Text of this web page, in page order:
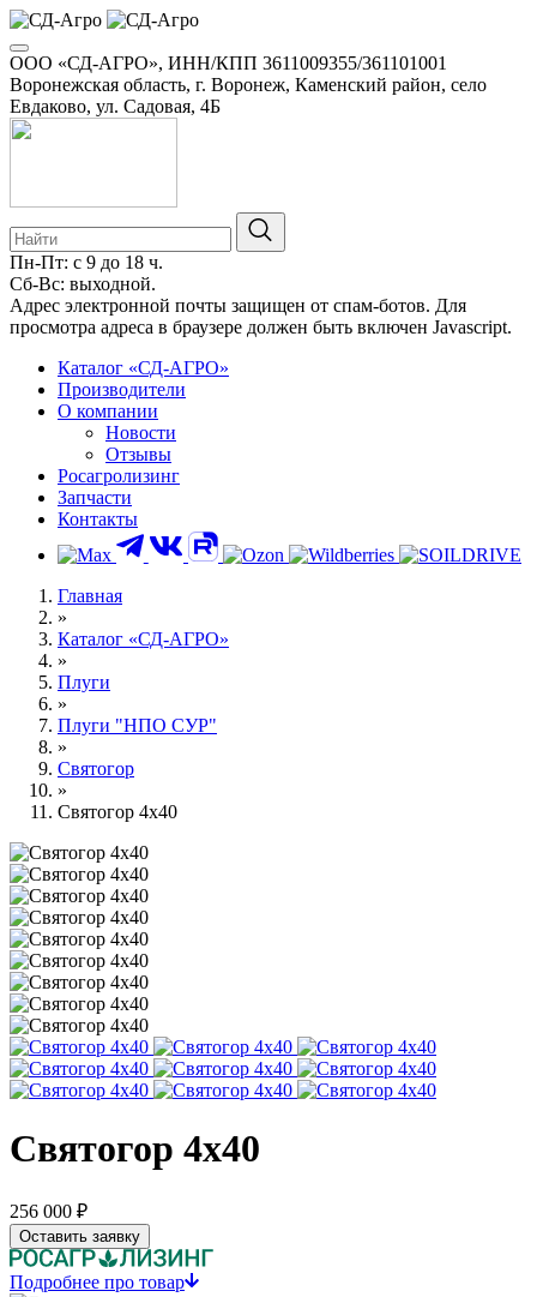
ООО «СД-АГРО», ИНН/КПП 3611009355/361101001
Воронежская область, г. Воронеж, Каменский район, село
Евдаково, ул. Садовая, 4Б
Пн-Пт: с 9 до 18 ч.
Сб-Вс: выходной.
Адрес электронной почты защищен от спам-ботов. Для
просмотра адреса в браузере должен быть включен Javascript.
Каталог «СД-АГРО»
Производители
О компании
Новости
Отзывы
Росагролизинг
Запчасти
Контакты
Главная
»
Каталог «СД-АГРО»
»
Плуги
»
Плуги "НПО СУР"
»
Святогор
»
Святогор 4х40
Святогор 4х40
256 000 ₽
Оставить заявку
Подробнее про товар